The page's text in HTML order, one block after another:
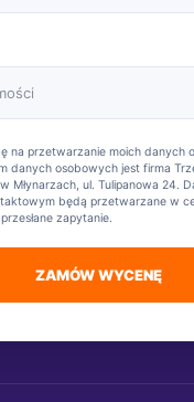
na przetwarzanie moich danych
danych osobowych jest firma
Młynarzach, ul. Tulipanowa 24.
będą przetwarzane w
zapytanie.
ZAMÓW WYCENĘ